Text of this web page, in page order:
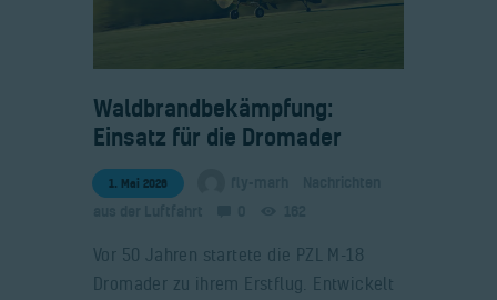
​Waldbrandbekämpfung:
Einsatz für die Dromader
1. Mai 2026
Vor 50 Jahren startete die PZL M-18
Dromader zu ihrem Erstflug. Entwickelt